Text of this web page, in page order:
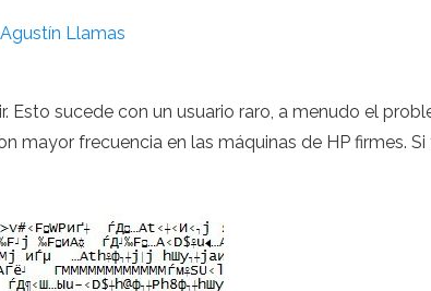
Agustín Llamas
sucede con un usuario raro, a menudo el
mayor frecuencia en las máquinas de HP firmes.